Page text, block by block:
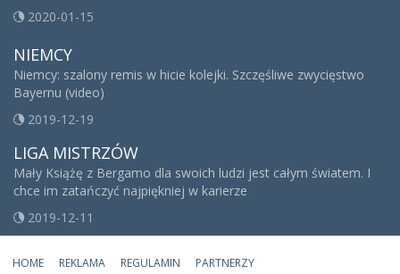
2020-01-15
NIEMCY
Niemcy: szalony remis w hicie kolejki. Szczęśliwe zwycięstwo
Bayernu (video)
2019-12-19
LIGA MISTRZÓW
Mały Książę z Bergamo dla swoich ludzi jest całym światem. I
chce im zatańczyć najpiękniej w karierze
2019-12-11
HOME REKLAMA REGULAMIN PARTNERZY